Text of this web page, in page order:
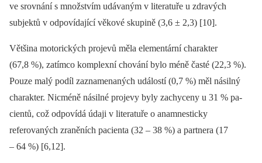
ve srovnání s množstvím udávaným v literatuře u zdravých
subjektů v odpovídající věkové skupině (3,6 ± 2,3) [10].
Většina motorických projevů měla elementární charakter
(67,8 %), zatímco komplexní chování bylo méně časté (22,3 %).
Pouze malý podíl zaznamenaných událostí (0,7 %) měl násilný
charakter. Nicméně násilné projevy byly zachyceny u 31 % pa­
cientů, což odpovídá údaji v literatuře o anamnesticky
referovaných zraněních pa­cienta (32 –⁠ 38 %) a partnera (17
–⁠ 64 %) [6,12].